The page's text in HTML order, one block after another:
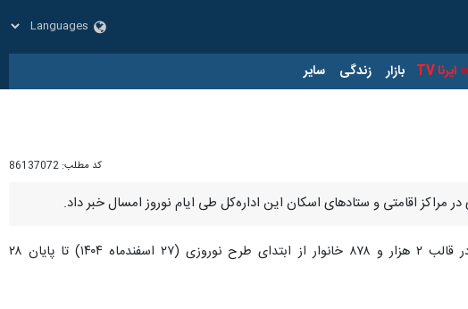
ایرنا TV بازار زندگی سایر
کد مطلب: 86137072
، مهدی مرتضوی روز شنبه در گفت وگو با خبرنگاران اظهار کرد: این مسافران در قالب ۲ هزار و ۸۷۸ خانوار از ابتدای طرح نوروزی (۲۷ اسفندماه ۱۴۰۴) تا پایان ۲۸